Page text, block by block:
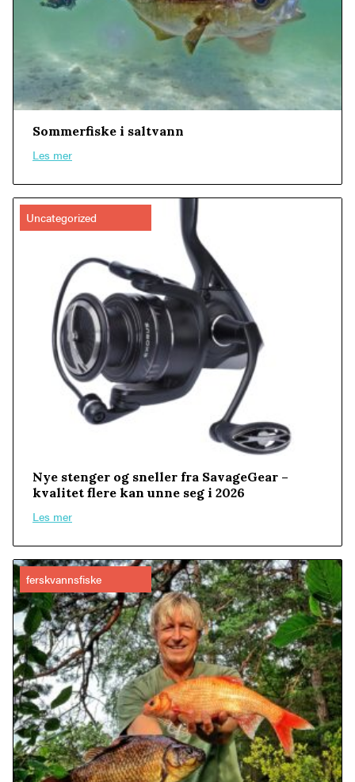
Sommerfiske i saltvann
Les mer
Uncategorized
Nye stenger og sneller fra SavageGear –
kvalitet flere kan unne seg i 2026
Les mer
ferskvannsfiske